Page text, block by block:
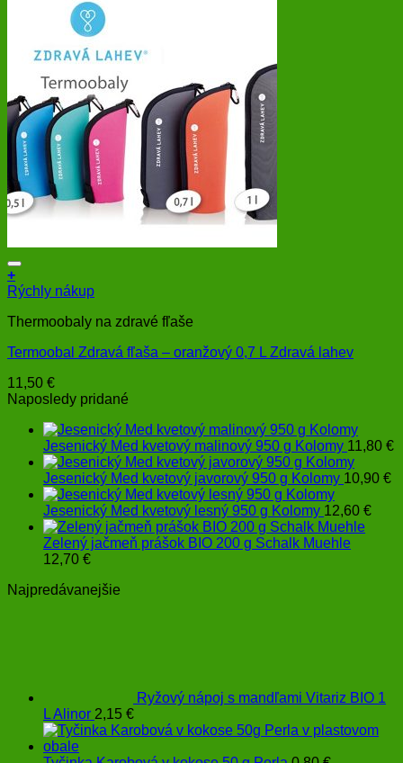
+
Rýchly nákup
Thermoobaly na zdravé fľaše
Termoobal Zdravá fľaša – oranžový 0,7 L Zdravá lahev
11,50 €
Naposledy pridané
Jesenický Med kvetový malinový 950 g Kolomy 11,80 €
Jesenický Med kvetový javorový 950 g Kolomy 10,90 €
Jesenický Med kvetový lesný 950 g Kolomy 12,60 €
Zelený jačmeň prášok BIO 200 g Schalk Muehle
12,70 €
Najpredávanejšie
Ryžový nápoj s mandľami Vitariz BIO 1
L Alinor 2,15 €